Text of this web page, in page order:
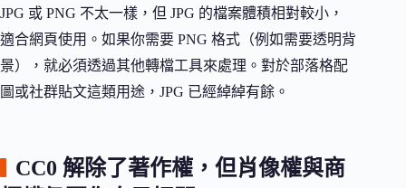
JPG 或 PNG 不太一樣，但 JPG 的檔案體積相對較小，
適合網頁使用。如果你需要 PNG 格式（例如需要透明背
景），就必須透過其他轉檔工具來處理。對於部落格配
圖或社群貼文這類用途，JPG 已經綽綽有餘。
CC0 解除了著作權，但肖像權與商